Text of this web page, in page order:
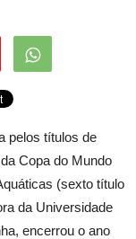
pelos títulos de
Copa do Mundo
(sexto título
da Universidade
encerrou o ano